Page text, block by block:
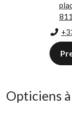
Opticiens